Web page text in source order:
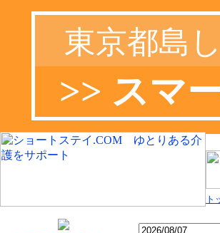
東京都島
>> スマ
ト